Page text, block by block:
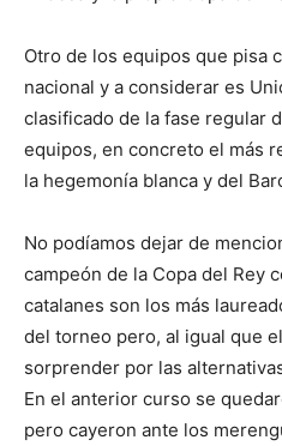
Otro de los equipos que pisa
nacional y a considerar es
clasificado de la fase regular
equipos, en concreto el más
la hegemonía blanca y del
No podíamos dejar de
campeón de la Copa del Rey
catalanes son los más
del torneo pero, al igual que
sorprender por las
En el anterior curso se
pero cayeron ante los